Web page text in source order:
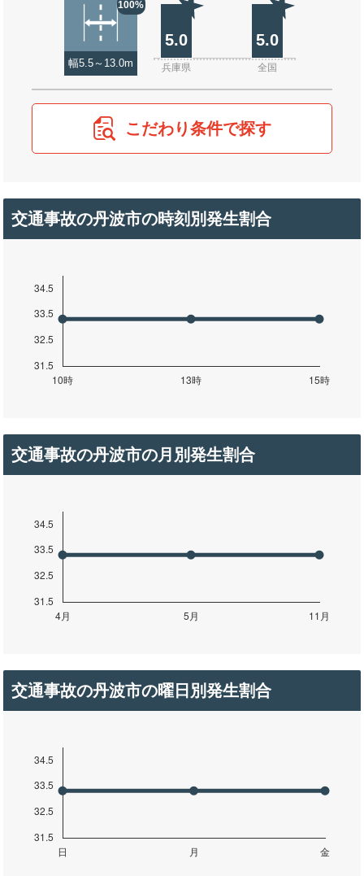
100%
幅5.5～13.0m
5.0 5.0
兵庫県 全国
こだわり条件で探す
交通事故の丹波市の時刻別発生割合
交通事故の丹波市の月別発生割合
交通事故の丹波市の曜日別発生割合